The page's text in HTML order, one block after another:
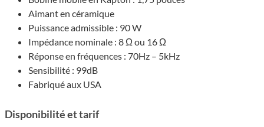
Aimant en céra­mique
Puis­sance admis­sible : 90 W
Impédance nominale : 8 Ω ou 16 Ω
Réponse en fréquences : 70Hz – 5kHz
Sensi­bi­lité : 99dB
Fabriqué aux USA
Dispo­ni­bi­lité et tarif